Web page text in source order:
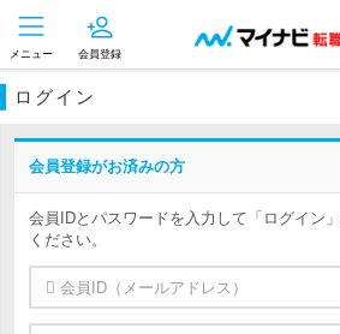
メニュー 会員登録
ログイン
会員登録がお済みの方
会員IDとパスワードを入力して「ログイン
ください。